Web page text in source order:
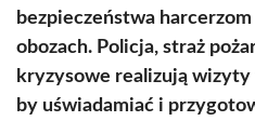
bezpieczeństwa
obozach. Policja, straż
kryzysowe realizują
by uświadamiać i